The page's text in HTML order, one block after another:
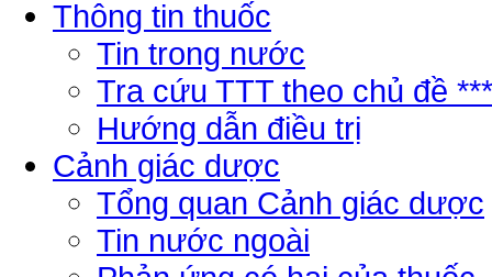
Thông tin thuốc
Tin trong nước
Tra cứu TTT theo chủ đề ***
Hướng dẫn điều trị
Cảnh giác dược
Tổng quan Cảnh giác dược
Tin nước ngoài